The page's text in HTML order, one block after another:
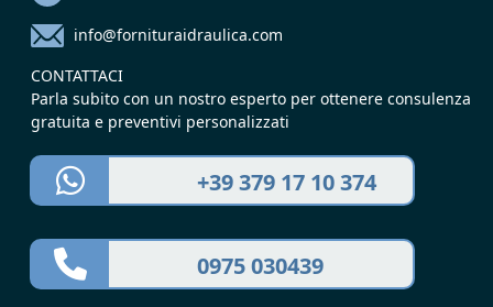
info@fornituraidraulica.com
CONTATTACI
Parla subito con un nostro esperto per ottenere consulenza
gratuita e preventivi personalizzati
+39 379 17 10 374
0975 030439